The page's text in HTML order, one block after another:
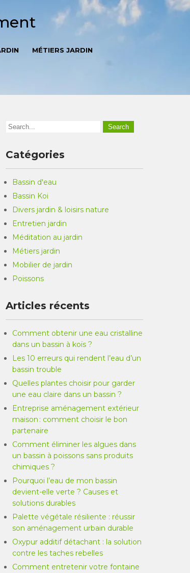
MÉTIERS JARDIN
Catégories
Bassin d'eau
Bassin Koi
Divers jardin & loisirs nature
Entretien jardin
Méditation au jardin
Métiers jardin
Mobilier de jardin
Poissons
Articles récents
Comment obtenir une eau cristalline
dans un bassin à koïs ?
Les 10 erreurs qui rendent l’eau d’un
bassin trouble
Quelles plantes choisir pour garder
une eau claire dans un bassin ?
Entreprise aménagement extérieur
maison : comment choisir le bon
partenaire
Comment éliminer les algues dans
un bassin à poissons sans produits
chimiques ?
Pourquoi l’eau de mon bassin
devient-elle verte ? Causes et
solutions durables
Palette végétale résiliente : réussir
son aménagement urbain durable
Oxypur additif détachant : la solution
contre les taches rebelles
Comment entretenir votre fontaine